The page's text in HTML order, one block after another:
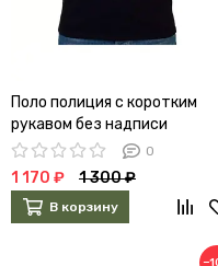
Поло полиция с коротким
рукавом без надписи
0
1 170 ₽ 1 300 ₽
В корзину